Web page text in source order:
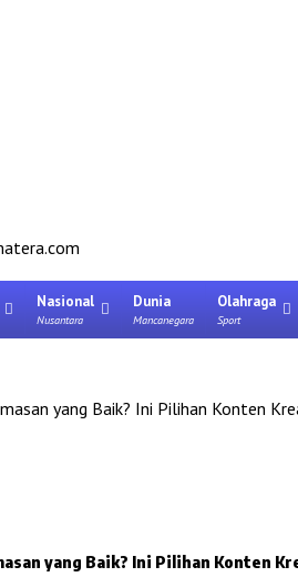
Nasional
Nusantara
Dunia
Mancanegara
Olahraga
Sport
yang Baik? Ini Pilihan Konten